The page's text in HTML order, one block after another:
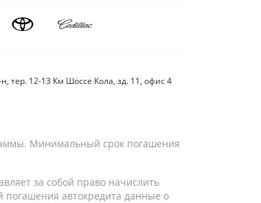
тер. 12-13 Км Шоссе Кола, зд. 11, офис 4
Минимальный срок погашения
за собой право начислить
погашения автокредита данные о